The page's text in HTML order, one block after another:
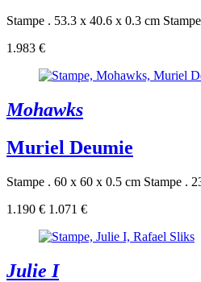
Stampe . 53.3 x 40.6 x 0.3 cm
1.983 €
Mohawks
Muriel Deumie
Stampe . 60 x 60 x 0.5 cm Stampe .
1.190 € 1.071 €
Julie I